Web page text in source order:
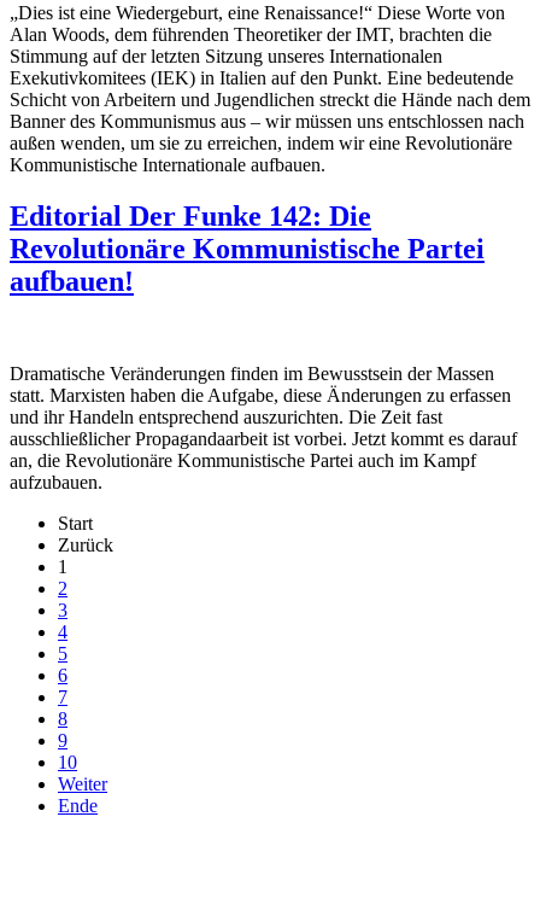
„Dies ist eine Wiedergeburt, eine Renaissance!“ Diese Worte von
Alan Woods, dem führenden Theoretiker der IMT, brachten die
Stimmung auf der letzten Sitzung unseres Internationalen
Exekutivkomitees (IEK) in Italien auf den Punkt. Eine bedeutende
Schicht von Arbeitern und Jugendlichen streckt die Hände nach dem
Banner des Kommunismus aus – wir müssen uns entschlossen nach
außen wenden, um sie zu erreichen, indem wir eine Revolutionäre
Kommunistische Internationale aufbauen.
Editorial Der Funke 142: Die
Revolutionäre Kommunistische Partei
aufbauen!
Dramatische Veränderungen finden im Bewusstsein der Massen
statt. Marxisten haben die Aufgabe, diese Änderungen zu erfassen
und ihr Handeln entsprechend auszurichten. Die Zeit fast
ausschließlicher Propagandaarbeit ist vorbei. Jetzt kommt es darauf
an, die Revolutionäre Kommunistische Partei auch im Kampf
aufzubauen.
Start
Zurück
1
2
3
4
5
6
7
8
9
10
Weiter
Ende